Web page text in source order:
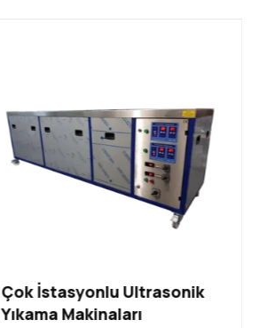
Çok İstasyonlu Ultrasonik
Yıkama Makinaları